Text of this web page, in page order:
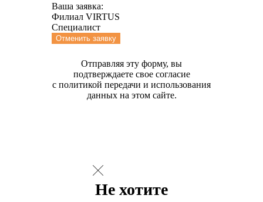
Ваша заявка:
Филиал VIRTUS
Специалист
Отменить заявку
Отправляя эту форму, вы
подтверждаете свое согласие
с политикой передачи и использования
данных на этом сайте.
Не хотите